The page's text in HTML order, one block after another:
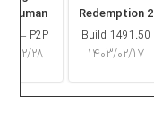
Redemption 2
Build 1491.50
۱۴۰۳/۰۲/۱۷
Human
– P2P
۱۴۰۳/